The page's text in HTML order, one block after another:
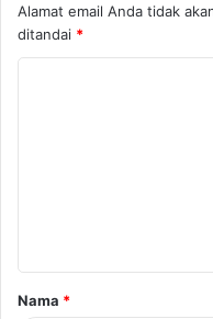
Alamat email Anda tidak
ditandai *
Nama *